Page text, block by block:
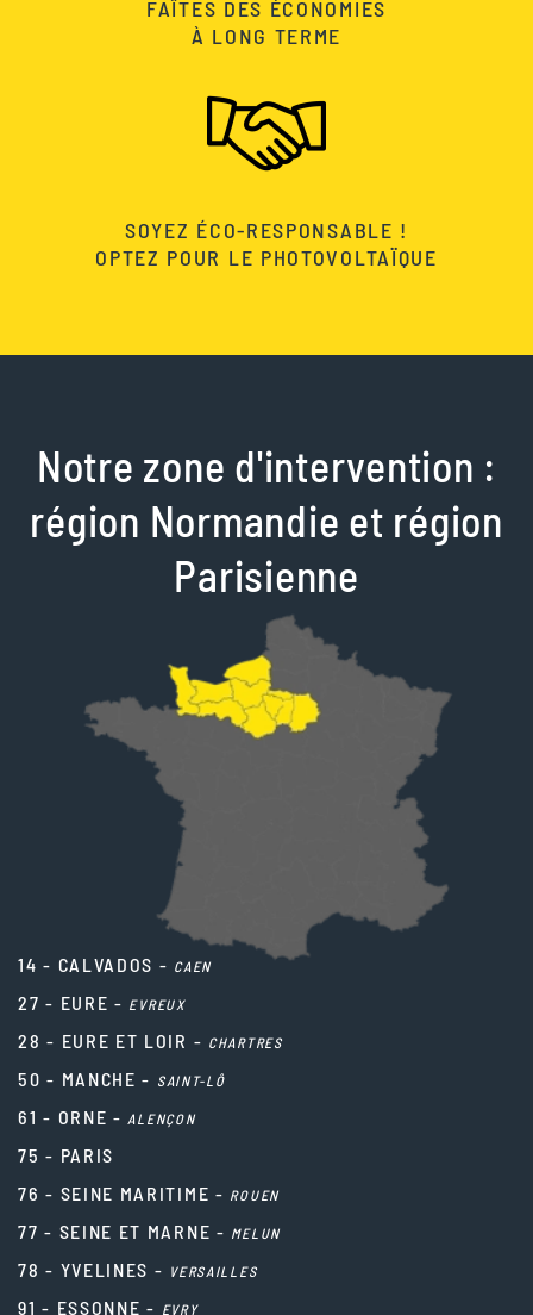
FAÎTES DES ÉCONOMIES
À LONG TERME
SOYEZ ÉCO-RESPONSABLE !
OPTEZ POUR LE PHOTOVOLTAÏQUE
Notre zone d'intervention :
région Normandie et région
Parisienne
14 - CALVADOS - CAEN
27 - EURE - EVREUX
28 - EURE ET LOIR - CHARTRES
50 - MANCHE - SAINT-LÔ
61 - ORNE - ALENÇON
75 - PARIS
76 - SEINE MARITIME - ROUEN
77 - SEINE ET MARNE - MELUN
78 - YVELINES - VERSAILLES
91 - ESSONNE - EVRY